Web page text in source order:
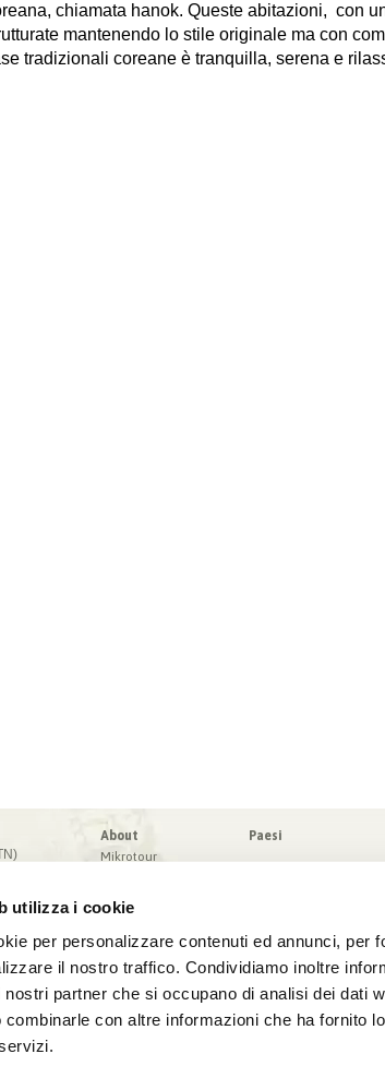
utilizza i cookie
per personalizzare contenuti ed annunci, per
il nostro traffico. Condividiamo inoltre
partner che si occupano di analisi dei dati
combinarle con altre informazioni che ha fornito
chiamata hanok. Queste abitazioni, con
mantenendo lo stile originale ma con
tradizionali coreane è tranquilla, serena e
About
Mikrotour
Blog
Paesi